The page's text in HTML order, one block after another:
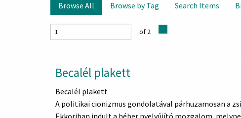
Browse All Browse by Tag Search Items
of 2
Becalél plakett
Becalél plakett
A politikai cionizmus gondolatával párhuzamosan a
Ekkoriban indult a héber nyelvújító mozgalom,